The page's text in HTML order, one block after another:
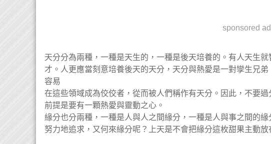
sponsored
天分分為兩種，一種是天生的，一種是後天培養的。有人天生
才。人更應當刻意培養後天的天分，天分與熱愛是一對孿生兄
容易
在這些領域成為佼佼者，從而被人們稱作有天分。因此，不要
前提是要有一顆熱愛與靈動之心。
緣分也分兩種，一種是人與人之間緣分，一種是人與事之間的
努力地追求，又何來緣分呢？上天是不會把緣分這枚甜果主動放